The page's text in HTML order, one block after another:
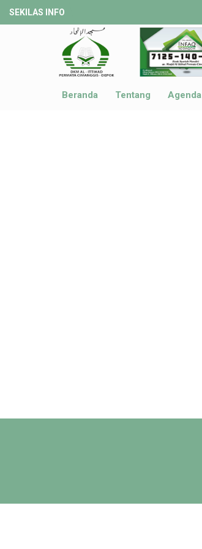
SEKILAS INFO
Beranda Tentang Agenda